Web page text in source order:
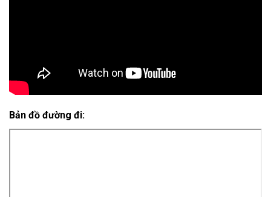
Bản đồ đường đi: